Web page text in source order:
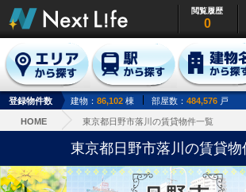
閲覧履歴
0
登録物件数 建物： 86,102 棟 部屋数： 484,576 戸
HOME 東京都日野市落川の賃貸物件一覧
東京都日野市落川の賃貸物